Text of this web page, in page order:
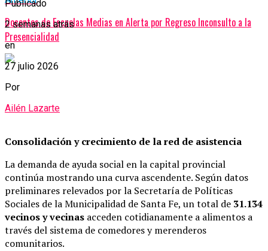
Docentes de Escuelas Medias en Alerta por Regreso Inconsulto a la
Presencialidad
Publicado
2 semanas atrás
en
27 julio 2026
Por
Ailén Lazarte
Consolidación y crecimiento de la red de asistencia
La demanda de ayuda social en la capital provincial
continúa mostrando una curva ascendente. Según datos
preliminares relevados por la Secretaría de Políticas
Sociales de la Municipalidad de Santa Fe, un total de 31.134
vecinos y vecinas acceden cotidianamente a alimentos a
través del sistema de comedores y merenderos
comunitarios.